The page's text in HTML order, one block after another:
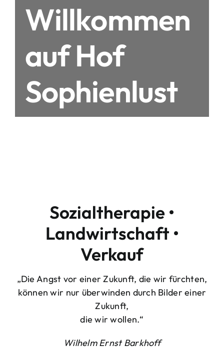
Willkommen
auf Hof
Sophienlust
Sozialtherapie •
Landwirtschaft •
Verkauf
„Die Angst vor einer Zukunft, die wir fürchten,
können wir nur überwinden durch Bilder einer
Zukunft,
die wir wollen.“
Wilhelm Ernst Barkhoff